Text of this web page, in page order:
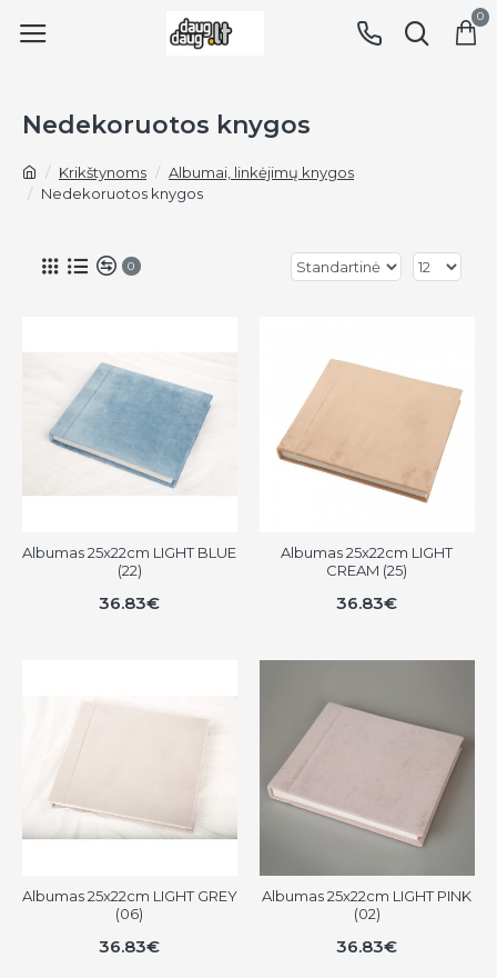
0
Krikštynoms
Albumai, linkėjimų knygos
Nedekoruotos knygos
Nedekoruotos knygos
0
Albumas 25x22cm LIGHT BLUE
(22)
36.83€
Albumas 25x22cm LIGHT
CREAM (25)
36.83€
Albumas 25x22cm LIGHT GREY
(06)
36.83€
Albumas 25x22cm LIGHT PINK
(02)
36.83€